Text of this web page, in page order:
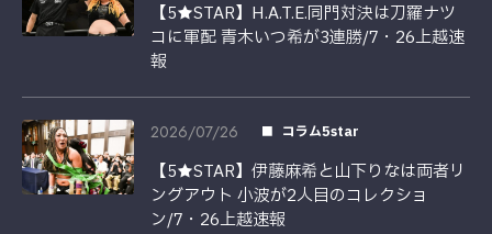
【5★STAR】H.A.T.E.同門対決は刀羅ナツ
コに軍配 青木いつ希が3連勝/7・26上越速
報
2026/07/26 コラム5star
【5★STAR】伊藤麻希と山下りなは両者リ
ングアウト 小波が2人目のコレクショ
ン/7・26上越速報